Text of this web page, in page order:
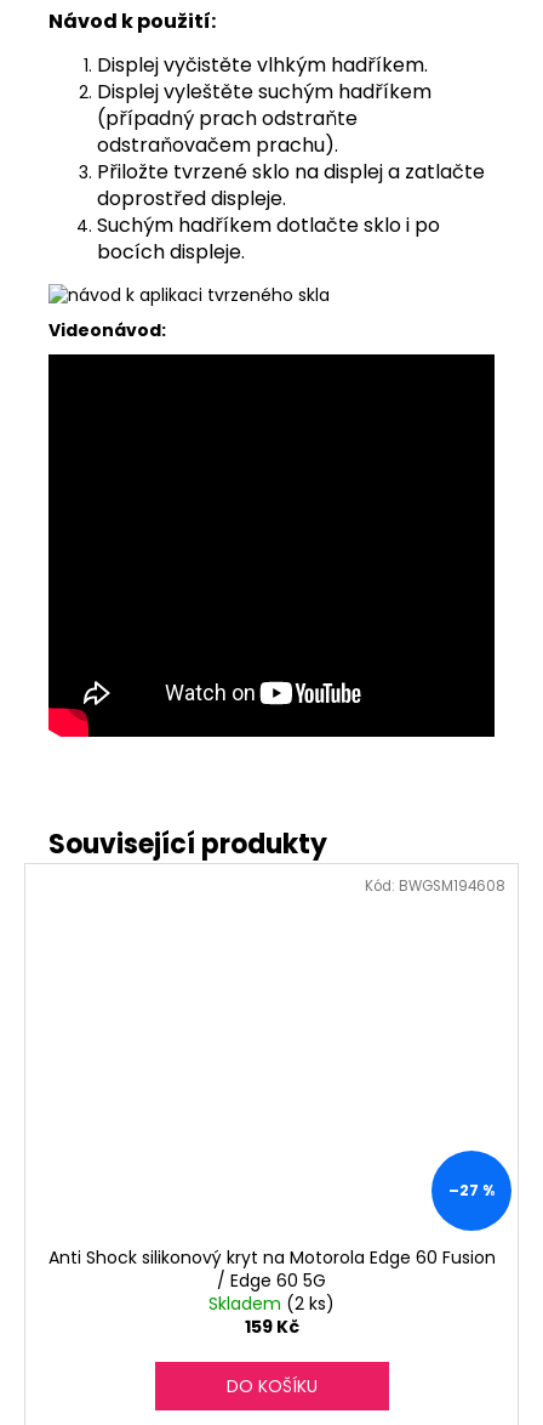
Návod k použití:
Displej vyčistěte vlhkým hadříkem.
Displej vyleštěte suchým hadříkem
(případný prach odstraňte
odstraňovačem prachu).
Přiložte tvrzené sklo na displej a zatlačte
doprostřed displeje.
Suchým hadříkem dotlačte sklo i po
bocích displeje.
Videonávod:
–27 %
Anti Shock silikonový kryt na Motorola Edge 60 Fusion
/ Edge 60 5G
Skladem (2 ks)
159 Kč
DO KOŠÍKU
Kód: BWGSM194608